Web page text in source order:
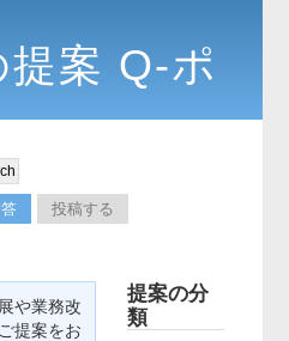
提案 Q-ポ
投稿する
や業務改
提案をお
提案の分
類